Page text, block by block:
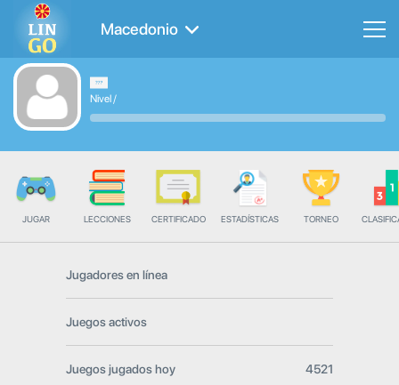
Macedonio
Nivel/
JUGAR LECCIONES CERTIFICADO ESTADÍSTICAS TORNEO
Jugadores en línea
Juegos activos
Juegos jugados hoy 4521